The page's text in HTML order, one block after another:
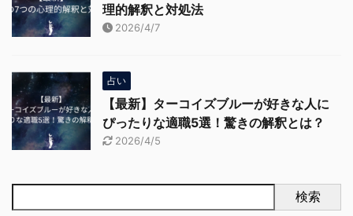
理的解釈と対処法
2026/4/7
占い
【最新】ターコイズブルーが好きな人に
ぴったりな適職5選！驚きの解釈とは？
2026/4/5
検索